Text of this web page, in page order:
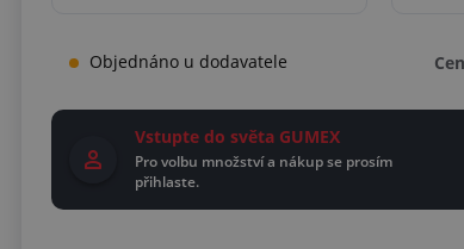
Objednáno u dodavatele
Vstupte do světa GUMEX
Pro volbu množství a nákup se prosím
přihlaste.